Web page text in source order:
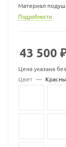
Материал
Размер гамака
Максимальная
Подробности
43 500
Цена указана
Цвет —